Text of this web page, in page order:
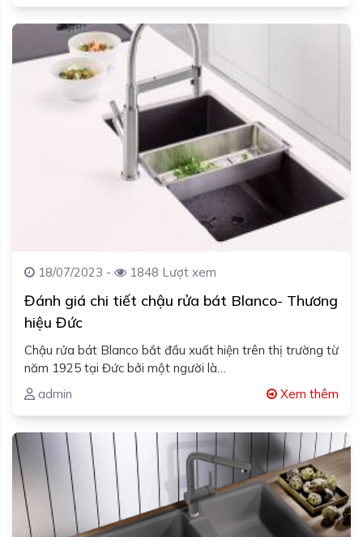
18/07/2023 - 1848 Lượt xem
Đánh giá chi tiết chậu rửa bát Blanco- Thương
hiệu Đức
Chậu rửa bát Blanco bắt đầu xuất hiện trên thị trường từ
năm 1925 tại Đức bởi một người là…
admin
Xem thêm